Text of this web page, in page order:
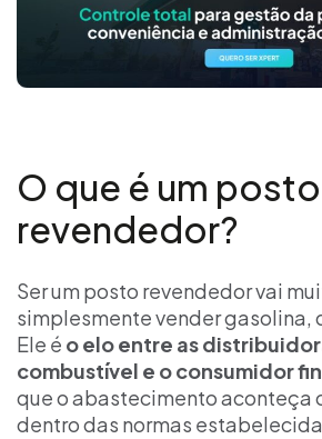
O que é um posto
revendedor?
Ser um posto revendedor vai
simplesmente vender gasolina,
Ele é o elo entre as
combustível e o consumidor
que o abastecimento aconteça
dentro das normas